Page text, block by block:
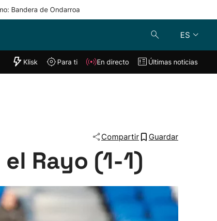
Bandera de Ondarroa
ES
"Helmuga"
Klisk En directo
Klisk Para ti En directo Últimas noticias
Compartir Guardar
Rayo (1-1)